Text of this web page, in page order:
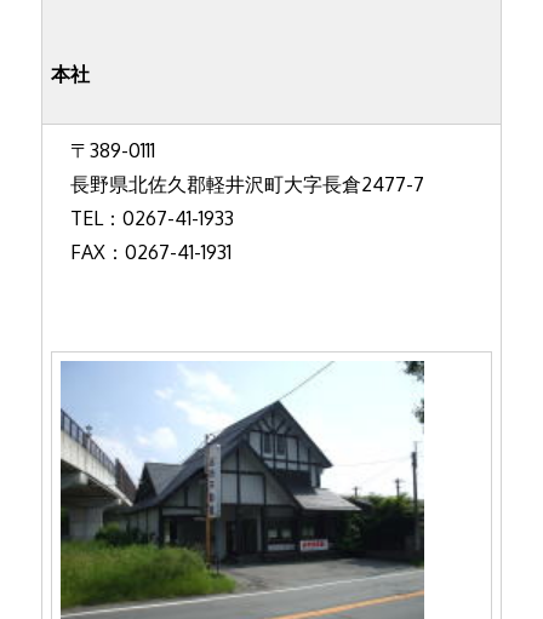
本社
〒389-0111
長野県北佐久郡軽井沢町大字長倉2477-7
TEL：0267-41-1933
FAX：0267-41-1931